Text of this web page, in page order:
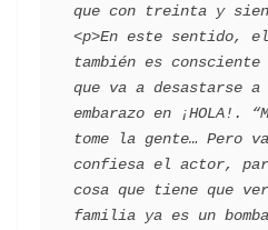
que con treinta y
<p>En este sentido,
también es
que va a desastarse
embarazo en ¡HOLA!.
tome la gente… Pero
confiesa el actor,
cosa que tiene que
familia ya es un